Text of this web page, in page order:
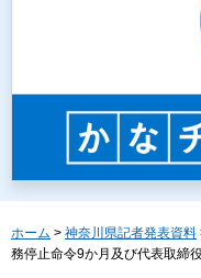
ホーム > 神奈川県記者発表資料
務停止命令9か月及び代表取締